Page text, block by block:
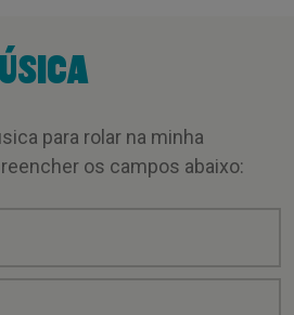
para rolar na minha
os campos abaixo: